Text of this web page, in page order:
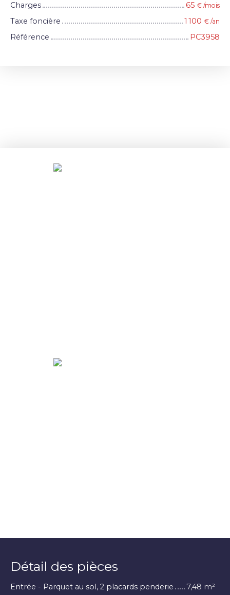
Charges
65 € /mois
Taxe foncière 1 100 € /an
Référence PC3958
Détail des pièces
Entrée - Parquet au sol, 2 placards penderie 7,48 m²